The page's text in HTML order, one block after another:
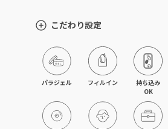
室蘭・登別・苫小牧
旭川・滝川
網走・北見
釧路・根室
こだわり設定
パラジェル フィルイン
持ち込み
OK